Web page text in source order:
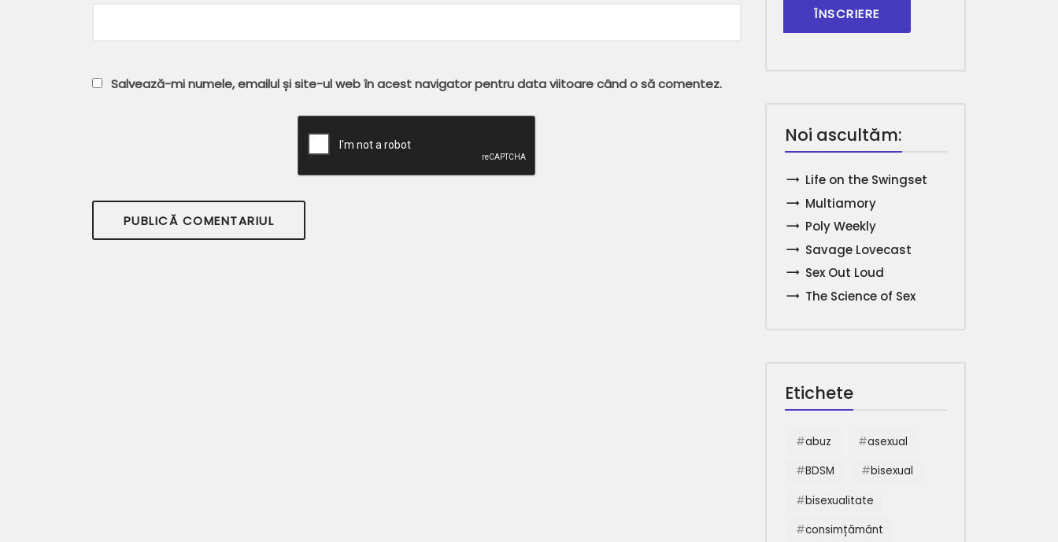
Salvează-mi numele, emailul și site-ul web în acest navigator pentru data viitoare când o să comentez.
Noi ascultăm:
Life on the Swingset
Multiamory
Poly Weekly
Savage Lovecast
Sex Out Loud
The Science of Sex
Etichete
abuz
asexual
BDSM
bisexual
bisexualitate
consimțământ